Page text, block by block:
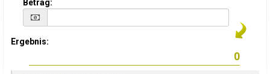
Betrag:
Ergebnis: